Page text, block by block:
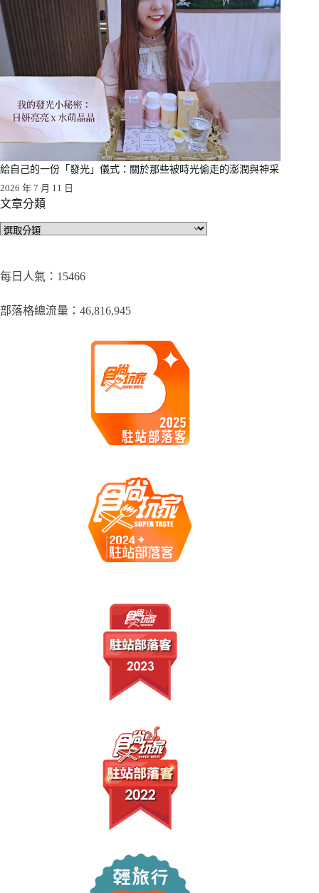
給自己的一份「發光」儀式：關於那些被時光偷走的澎潤與神采
2026 年 7 月 11 日
文章分類
文
類
每日人氣：15466
部落格總流量：​46,816,945